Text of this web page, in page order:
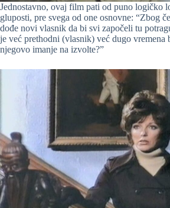
Jednostavno, ovaj film pati od puno logičko
gluposti, pre svega od one osnovne: “Zbog
dođe novi vlasnik da bi svi započeli tu
je već prethodni (vlasnik) već dugo vremena
njegovo imanje na izvolte?”